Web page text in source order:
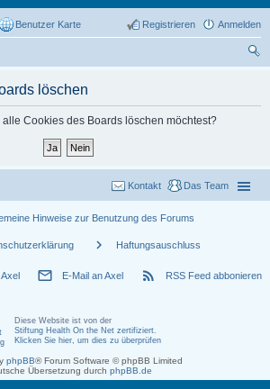
Benutzer Karte Anmelden
Registrieren
löschen
alle Cookies des Boards löschen möchtest?
Das Team
Kontakt
Hinweise zur Benutzung des Forums
chevron_right Haftungsauschluss
mail_outline E-Mail an Axel rss_feed RSS Feed abbonieren
Diese Website ist von der
Stiftung Health On the Net zertifiziert.
Klicken Sie hier, um dies zu überprüfen
phpBB® Forum Software © phpBB Limited
Übersetzung durch phpBB.de